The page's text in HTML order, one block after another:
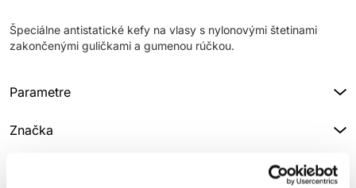
Špeciálne antistatické kefy na vlasy s nylonovými štetinami
zakončenými guličkami a gumenou rúčkou.
Parametre
Značka